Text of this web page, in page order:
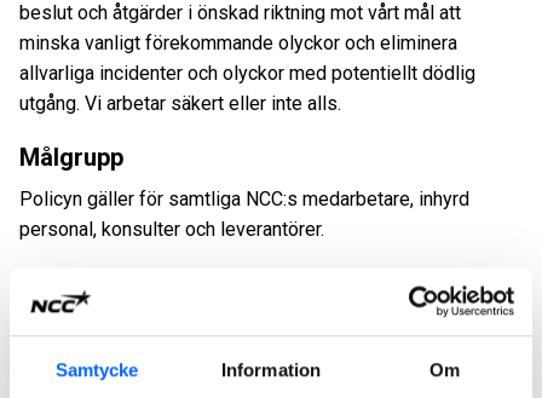
Samtycke Information Om
beslut och åtgärder i önskad riktning mot vårt mål att
minska vanligt förekommande olyckor och eliminera
allvarliga incidenter och olyckor med potentiellt dödlig
utgång. Vi arbetar säkert eller inte alls.
Målgrupp
Policyn gäller för samtliga NCC:s medarbetare, inhyrd
personal, konsulter och leverantörer.
Hur uppfylls kraven för hälsosam och säker
arbetsmiljö
Alla har ett ansvar för att bidra till en hälsosam och säker
arbetsplats. Alla som arbetar på NCC:s arbetsplatser har